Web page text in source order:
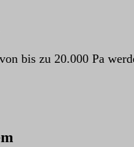
bis zu 20.000 Pa